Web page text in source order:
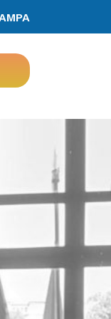
di